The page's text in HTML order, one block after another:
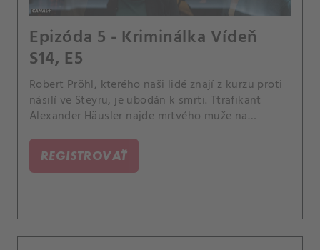
Epizóda 5 - Kriminálka Vídeň
S14, E5
Robert Pröhl, kterého naši lidé znají z kurzu proti
násilí ve Steyru, je ubodán k smrti. Ttrafikant
Alexander Häusler najde mrtvého muže na
REGISTROVAŤ